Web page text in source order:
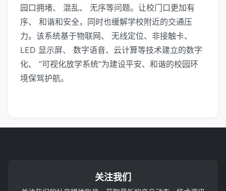
园口拥堵、 混乱、 无序等问题。让校门口更加有
序、 和谐和安全，同时也缓解学校附近的交通压
力。该系统基于物联网、 无线定位、非接触卡、
LED 显示屏、 数字语音、云计算等技术建立的数字
化、 “可视化放学系统”为建设平安、和谐的校园环
境保驾护航。
关注我们